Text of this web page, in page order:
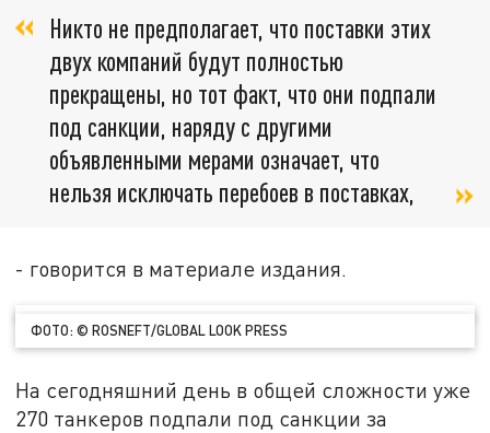
Никто не предполагает, что поставки этих
двух компаний будут полностью
прекращены, но тот факт, что они подпали
под санкции, наряду с другими
объявленными мерами означает, что
нельзя исключать перебоев в поставках,
- говорится в материале издания.
ФОТО: © ROSNEFT/GLOBAL LOOK PRESS
На сегодняшний день в общей сложности уже
270 танкеров подпали под санкции за